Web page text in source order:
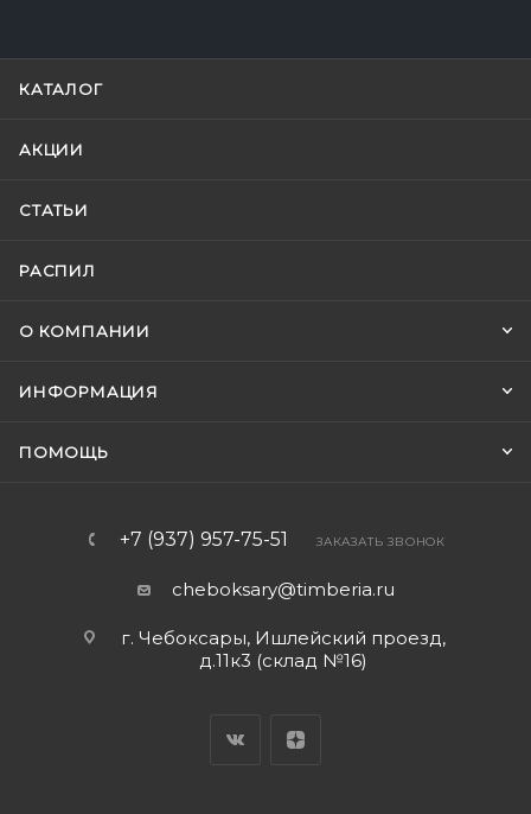
КАТАЛОГ
АКЦИИ
СТАТЬИ
РАСПИЛ
О КОМПАНИИ
ИНФОРМАЦИЯ
ПОМОЩЬ
+7 (937) 957-75-51 ЗАКАЗАТЬ ЗВОНОК
cheboksary@timberia.ru
г. Чебоксары, Ишлейский проезд,
д.11к3 (склад №16)